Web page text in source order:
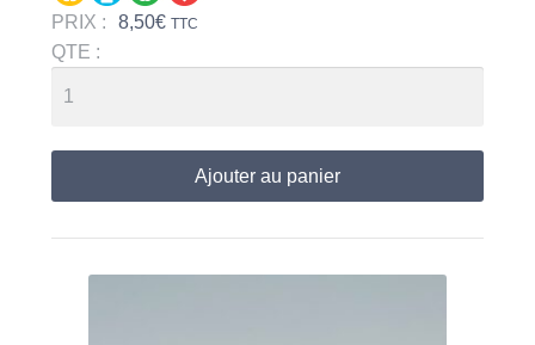
PRIX : 8,50€ TTC
QTE :
Ajouter au panier